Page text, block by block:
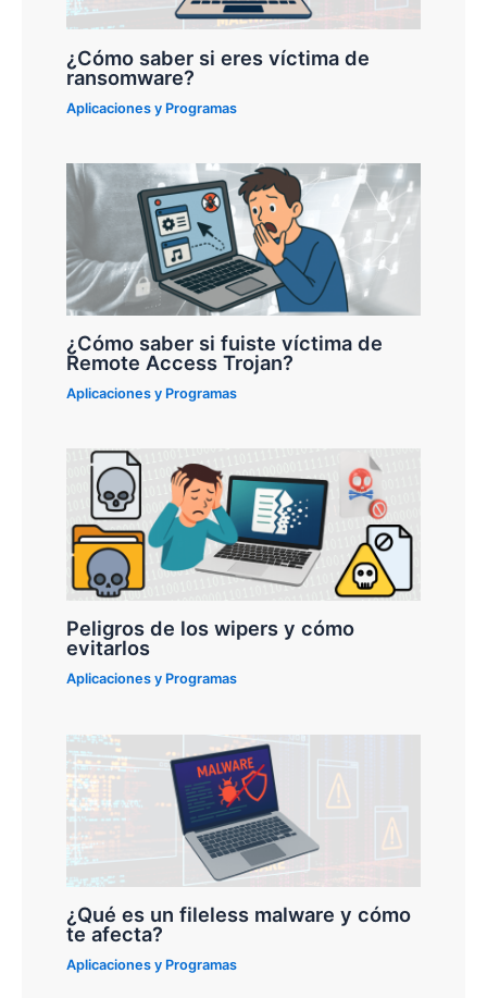
¿Cómo saber si eres víctima de
ransomware?
Aplicaciones y Programas
¿Cómo saber si fuiste víctima de
Remote Access Trojan?
Aplicaciones y Programas
Peligros de los wipers y cómo
evitarlos
Aplicaciones y Programas
¿Qué es un fileless malware y cómo
te afecta?
Aplicaciones y Programas